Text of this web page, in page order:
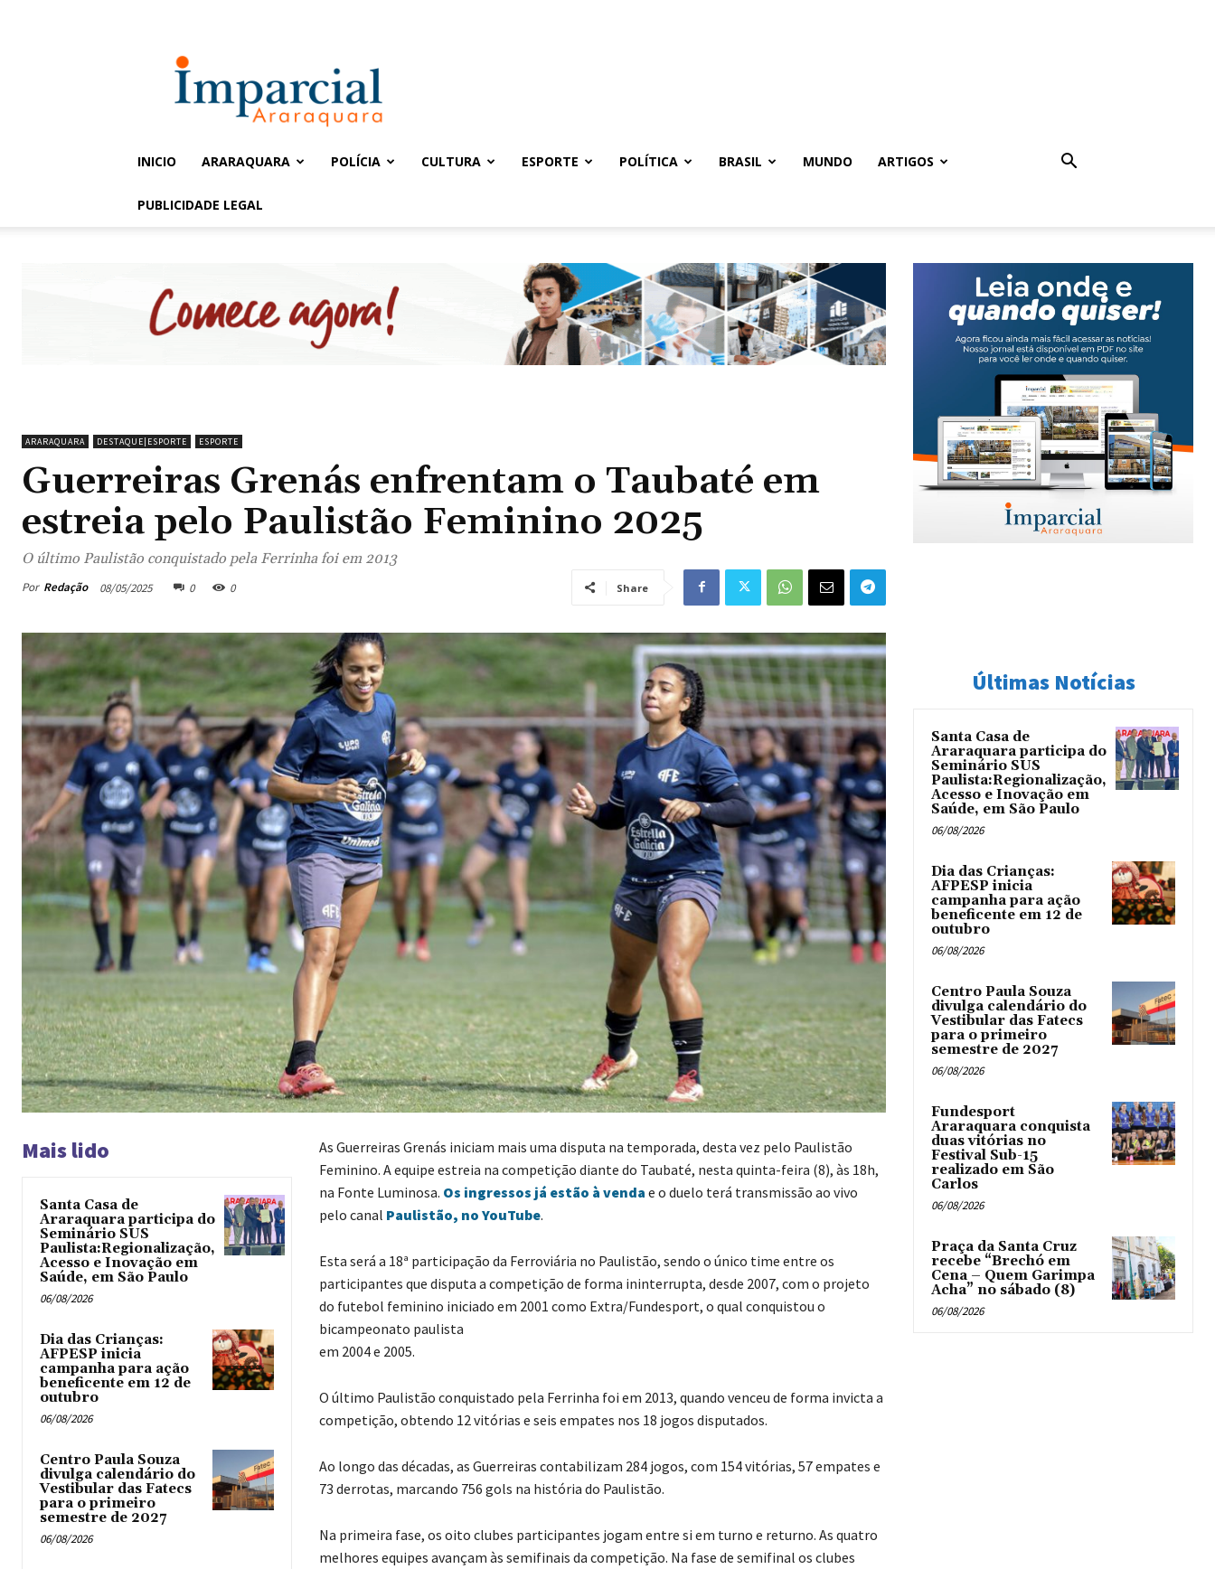
Imparcial
INICIO ARARAQUARA POLÍCIA CULTURA ESPORTE POLÍTICA BRASIL MUNDO ARTIGOS
PUBLICIDADE LEGAL
ARARAQUARA DESTAQUE|ESPORTE ESPORTE
Guerreiras Grenás enfrentam o Taubaté em
estreia pelo Paulistão Feminino 2025
O último Paulistão conquistado pela Ferrinha foi em 2013
Por Redação 08/05/2025 0 0 Share
Mais lido
Santa Casa de
Araraquara participa do
Seminário SUS
Paulista:Regionalização,
Acesso e Inovação em
Saúde, em São Paulo
06/08/2026
Dia das Crianças:
AFPESP inicia
campanha para ação
beneficente em 12 de
outubro
06/08/2026
Centro Paula Souza
divulga calendário do
Vestibular das Fatecs
para o primeiro
semestre de 2027
06/08/2026
As Guerreiras Grenás iniciam mais uma disputa na temporada, desta vez pelo Paulistão
Feminino. A equipe estreia na competição diante do Taubaté, nesta quinta-feira (8), às 18h,
na Fonte Luminosa. Os ingressos já estão à venda e o duelo terá transmissão ao vivo
pelo canal Paulistão, no YouTube.
Esta será a 18ª participação da Ferroviária no Paulistão, sendo o único time entre os
participantes que disputa a competição de forma ininterrupta, desde 2007, com o projeto
do futebol feminino iniciado em 2001 como Extra/Fundesport, o qual conquistou o
bicampeonato paulista
em 2004 e 2005.
O último Paulistão conquistado pela Ferrinha foi em 2013, quando venceu de forma invicta a
competição, obtendo 12 vitórias e seis empates nos 18 jogos disputados.
Ao longo das décadas, as Guerreiras contabilizam 284 jogos, com 154 vitórias, 57 empates e
73 derrotas, marcando 756 gols na história do Paulistão.
Na primeira fase, os oito clubes participantes jogam entre si em turno e returno. As quatro
melhores equipes avançam às semifinais da competição. Na fase de semifinal os clubes
Últimas Notícias
Santa Casa de
Araraquara participa do
Seminário SUS
Paulista:Regionalização,
Acesso e Inovação em
Saúde, em São Paulo
06/08/2026
Dia das Crianças:
AFPESP inicia
campanha para ação
beneficente em 12 de
outubro
06/08/2026
Centro Paula Souza
divulga calendário do
Vestibular das Fatecs
para o primeiro
semestre de 2027
06/08/2026
Fundesport
Araraquara conquista
duas vitórias no
Festival Sub-15
realizado em São
Carlos
06/08/2026
Praça da Santa Cruz
recebe “Brechó em
Cena – Quem Garimpa
Acha” no sábado (8)
06/08/2026